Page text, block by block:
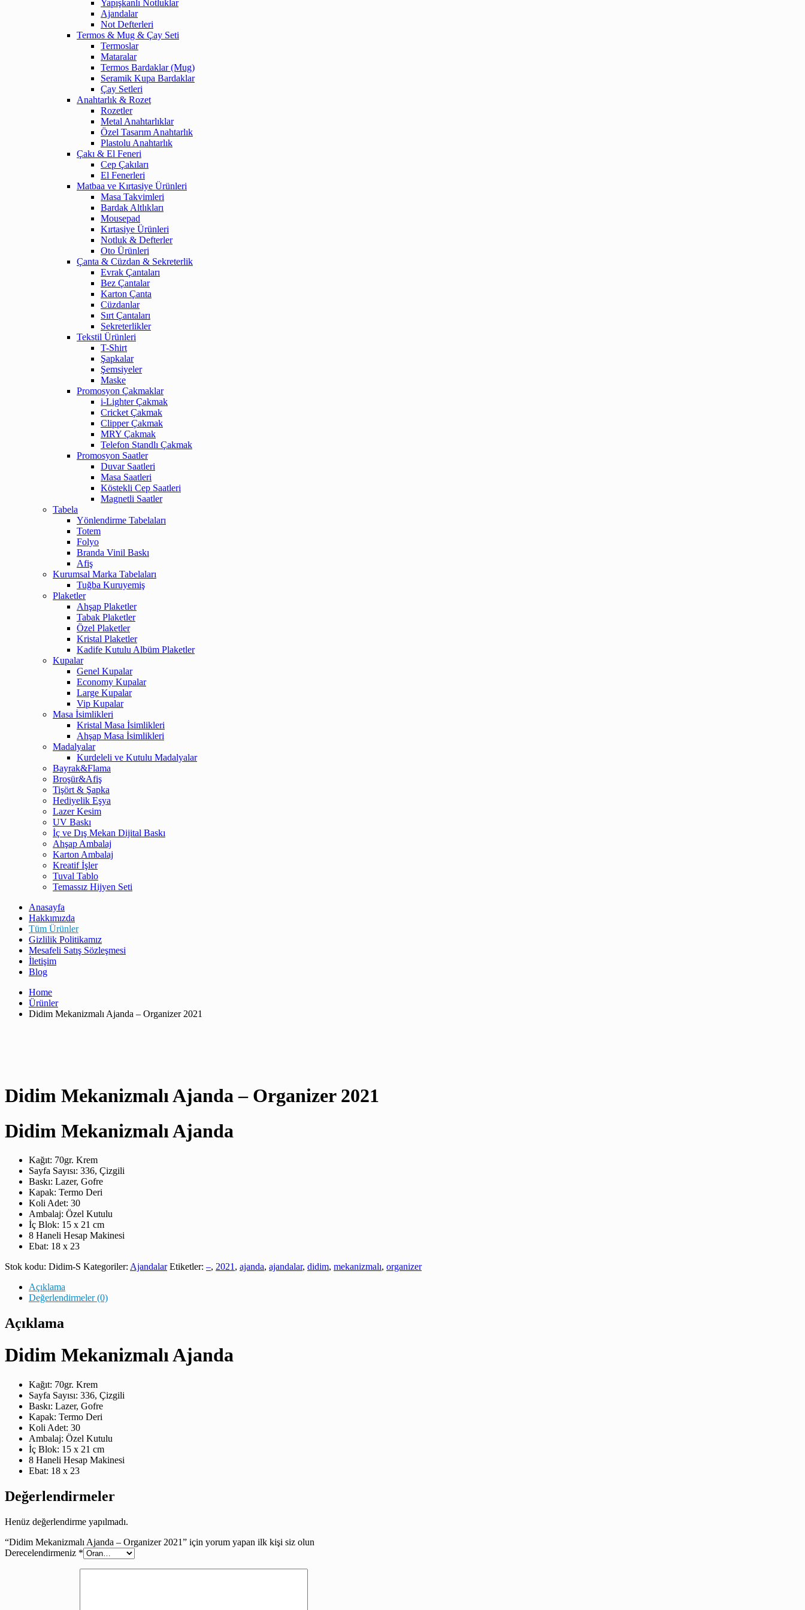
Yapışkanlı Notluklar
Ajandalar
Not Defterleri
Termos & Mug & Çay Seti
Termoslar
Mataralar
Termos Bardaklar (Mug)
Seramik Kupa Bardaklar
Çay Setleri
Anahtarlık & Rozet
Rozetler
Metal Anahtarlıklar
Özel Tasarım Anahtarlık
Plastolu Anahtarlık
Çakı & El Feneri
Cep Çakıları
El Fenerleri
Matbaa ve Kırtasiye Ürünleri
Masa Takvimleri
Bardak Altlıkları
Mousepad
Kırtasiye Ürünleri
Notluk & Defterler
Oto Ürünleri
Çanta & Cüzdan & Sekreterlik
Evrak Çantaları
Bez Çantalar
Karton Çanta
Cüzdanlar
Sırt Çantaları
Sekreterlikler
Tekstil Ürünleri
T-Shirt
Şapkalar
Şemsiyeler
Maske
Promosyon Çakmaklar
i-Lighter Çakmak
Cricket Çakmak
Clipper Çakmak
MRY Çakmak
Telefon Standlı Çakmak
Promosyon Saatler
Duvar Saatleri
Masa Saatleri
Köstekli Cep Saatleri
Magnetli Saatler
Tabela
Yönlendirme Tabelaları
Totem
Folyo
Branda Vinil Baskı
Afiş
Kurumsal Marka Tabelaları
Tuğba Kuruyemiş
Plaketler
Ahşap Plaketler
Tabak Plaketler
Özel Plaketler
Kristal Plaketler
Kadife Kutulu Albüm Plaketler
Kupalar
Genel Kupalar
Economy Kupalar
Large Kupalar
Vip Kupalar
Masa İsimlikleri
Kristal Masa İsimlikleri
Ahşap Masa İsimlikleri
Madalyalar
Kurdeleli ve Kutulu Madalyalar
Bayrak&Flama
Broşür&Afiş
Tişört & Şapka
Hediyelik Eşya
Lazer Kesim
UV Baskı
İç ve Dış Mekan Dijital Baskı
Ahşap Ambalaj
Karton Ambalaj
Kreatif İşler
Tuval Tablo
Temassız Hijyen Seti
Anasayfa
Hakkımızda
Tüm Ürünler
Gizlilik Politikamız
Mesafeli Satış Sözleşmesi
İletişim
Blog
Home
Ürünler
Didim Mekanizmalı Ajanda – Organizer 2021
Didim Mekanizmalı Ajanda – Organizer 2021
Didim Mekanizmalı Ajanda
Kağıt: 70gr. Krem
Sayfa Sayısı: 336, Çizgili
Baskı: Lazer, Gofre
Kapak: Termo Deri
Koli Adet: 30
Ambalaj: Özel Kutulu
İç Blok: 15 x 21 cm
8 Haneli Hesap Makinesi
Ebat: 18 x 23
Stok kodu: Didim-S Kategoriler: Ajandalar Etiketler: –, 2021 , ajanda, ajandalar, didim, mekanizmalı, organizer
Açıklama
Değerlendirmeler (0)
Açıklama
Didim Mekanizmalı Ajanda
Kağıt: 70gr. Krem
Sayfa Sayısı: 336, Çizgili
Baskı: Lazer, Gofre
Kapak: Termo Deri
Koli Adet: 30
Ambalaj: Özel Kutulu
İç Blok: 15 x 21 cm
8 Haneli Hesap Makinesi
Ebat: 18 x 23
Değerlendirmeler
Henüz değerlendirme yapılmadı.
“Didim Mekanizmalı Ajanda – Organizer 2021” için yorum yapan ilk kişi siz olun
Derecelendirmeniz *